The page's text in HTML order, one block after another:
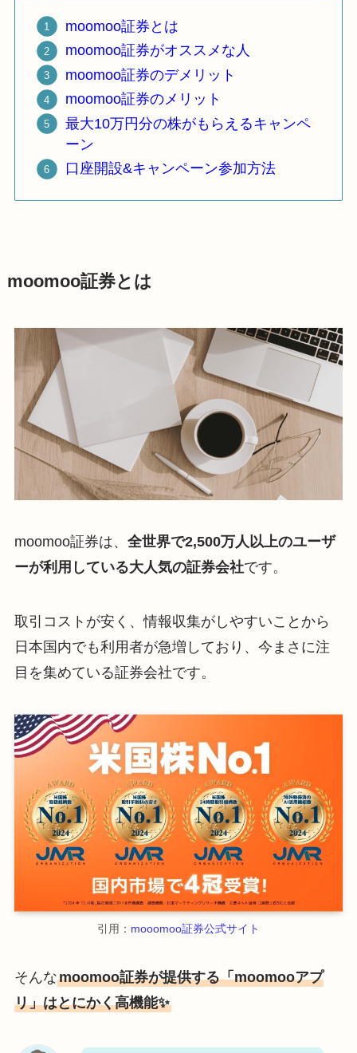
moomoo証券とは
moomoo証券がオススメな人
moomoo証券のデメリット
moomoo証券のメリット
最大10万円分の株がもらえるキャンペ
ーン
口座開設&キャンペーン参加方法
moomoo証券とは
moomoo証券は、 全世界で2,500万人以上のユーザ
ーが利用している大人気の証券会社です。
取引コストが安く、情報収集がしやすいことから
日本国内でも利用者が急増しており、今まさに注
目を集めている証券会社です。
引用： mooomoo証券公式サイト
そんなmoomoo証券が提供する「moomooアプ
リ」はとにかく高機能✨